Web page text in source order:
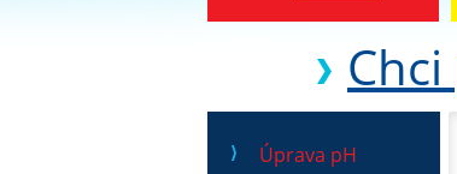
Chci
Úprava pH